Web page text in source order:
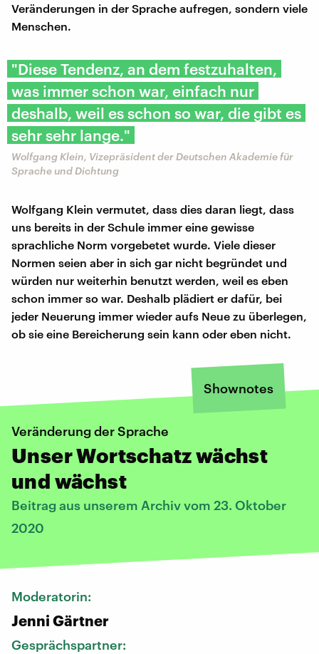
Veränderungen in der Sprache aufregen, sondern viele
Menschen.
"Diese Tendenz, an dem festzuhalten,
was immer schon war, einfach nur
deshalb, weil es schon so war, die gibt es
sehr sehr lange."
Wolfgang Klein, Vizepräsident der Deutschen Akademie für
Sprache und Dichtung
Wolfgang Klein vermutet, dass dies daran liegt, dass
uns bereits in der Schule immer eine gewisse
sprachliche Norm vorgebetet wurde. Viele dieser
Normen seien aber in sich gar nicht begründet und
würden nur weiterhin benutzt werden, weil es eben
schon immer so war. Deshalb plädiert er dafür, bei
jeder Neuerung immer wieder aufs Neue zu überlegen,
ob sie eine Bereicherung sein kann oder eben nicht.
Shownotes
Veränderung der Sprache
Unser Wortschatz wächst
und wächst
Beitrag aus unserem Archiv vom 23. Oktober
2020
Moderatorin:
Jenni Gärtner
Gesprächspartner: